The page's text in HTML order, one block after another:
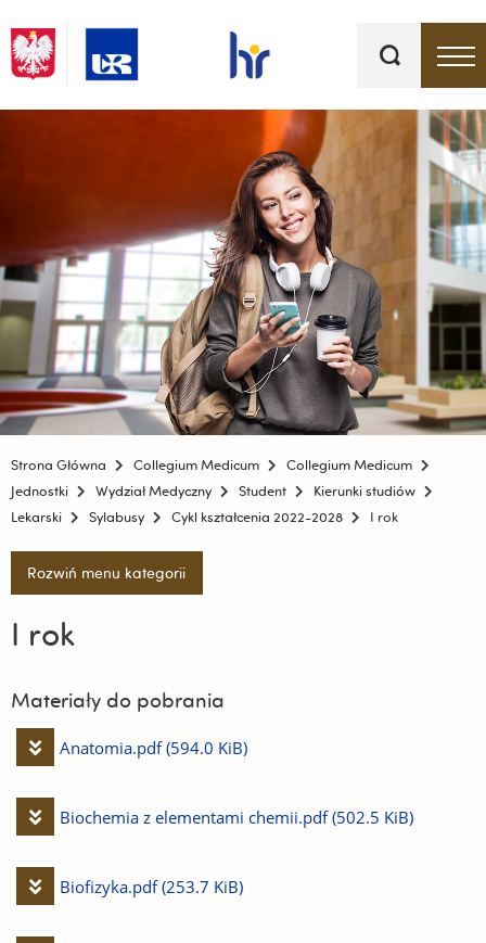
kluczowe
Strona Główna Collegium Medicum
Collegium Medicum
Jednostki
Wydział Medyczny Student
Kierunki studiów
Lekarski
Sylabusy Cykl kształcenia 2022-2028 I rok
Rozwiń menu kategorii
I rok
Materiały do pobrania
Pobierz
Anatomia.pdf (594.0 KiB)
Pobierz
Biochemia z elementami chemii.pdf (502.5 KiB)
Pobierz
Biofizyka.pdf (253.7 KiB)